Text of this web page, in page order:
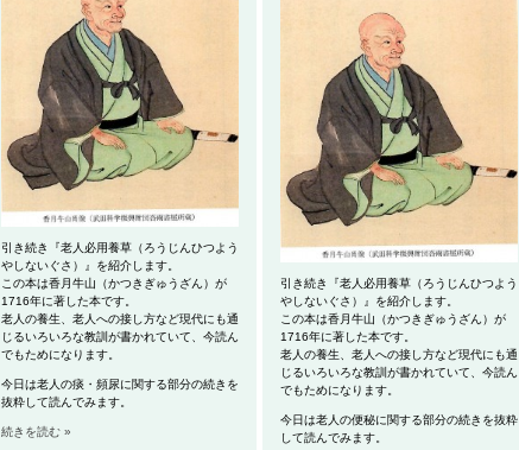
引き続き『老人必用養草（ろうじんひつよう
やしないぐさ）』を紹介します。
この本は香月牛山（かつきぎゅうざん）が
1716年に著した本です。
老人の養生、老人への接し方など現代にも通
じるいろいろな教訓が書かれていて、今読ん
でもためになります。
今日は老人の痰・頻尿に関する部分の続きを
抜粋して読んでみます。
続きを読む »
引き続き『老人必用養草（ろうじんひつよう
やしないぐさ）』を紹介します。
この本は香月牛山（かつきぎゅうざん）が
1716年に著した本です。
老人の養生、老人への接し方など現代にも通
じるいろいろな教訓が書かれていて、今読ん
でもためになります。
今日は老人の便秘に関する部分の続きを抜粋
して読んでみます。